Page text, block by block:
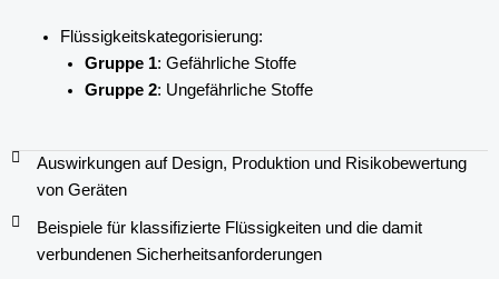
Flüssigkeitskategorisierung:
Gruppe 1: Gefährliche Stoffe
Gruppe 2: Ungefährliche Stoffe
Auswirkungen auf Design, Produktion und Risikobewertung
von Geräten
Beispiele für klassifizierte Flüssigkeiten und die damit
verbundenen Sicherheitsanforderungen